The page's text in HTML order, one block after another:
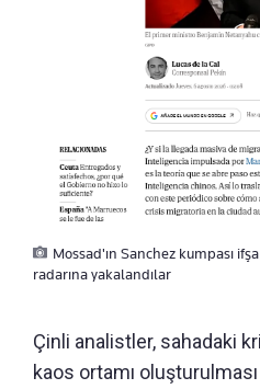
Mossad'ın Sanchez kumpası
radarına yakalandılar
Çinli analistler, sahadaki
kaos ortamı